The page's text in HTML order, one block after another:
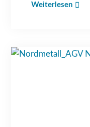
Weiterlesen